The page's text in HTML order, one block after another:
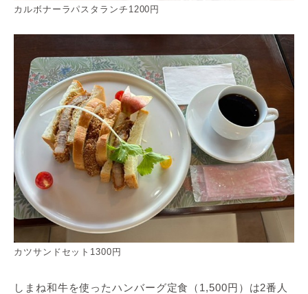
カルボナーラパスタランチ1200円
カツサンドセット1300円
しまね和牛を使ったハンバーグ定食（1,500円）は2番人